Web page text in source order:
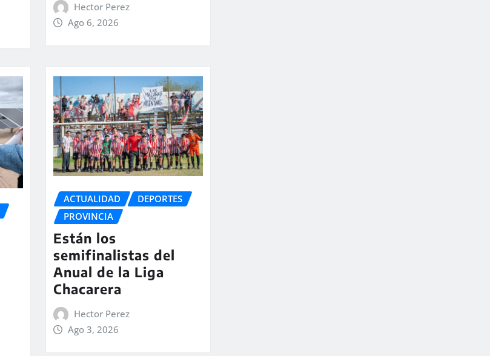
Hector Perez
Ago 6, 2026
ACTUALIDAD
DEPORTES
PROVINCIA
Están los
semifinalistas del
Anual de la Liga
Chacarera
Hector Perez
Ago 3, 2026